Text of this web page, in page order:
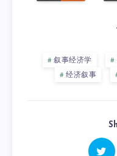
叙事经济学
经济叙事